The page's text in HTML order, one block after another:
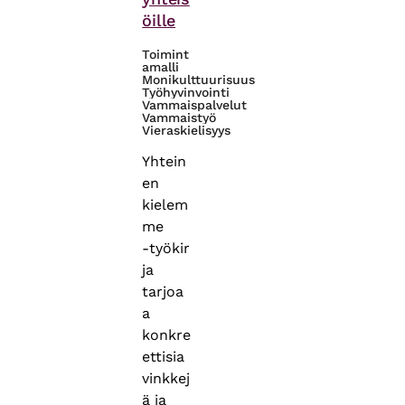
öille
Toimint
amalli
Monikulttuurisuus
Työhyvinvointi
Vammaispalvelut
Vammaistyö
Vieraskielisyys
Yhtein
en
kielem
me
‑työkir
ja
tarjoa
a
konkre
ettisia
vinkkej
ä ja